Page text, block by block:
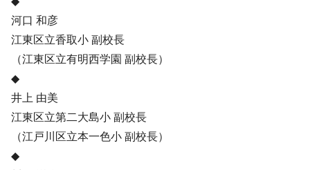
河口 和彦
江東区立香取小 副校長
（江東区立有明西学園 副校長）
◆
井上 由美
江東区立第二大島小 副校長
（江戸川区立本一色小 副校長）
◆